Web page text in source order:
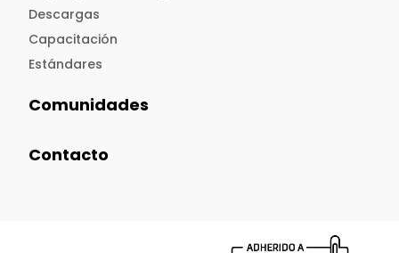
Descargas
Capacitación
Estándares
Comunidades
Contacto